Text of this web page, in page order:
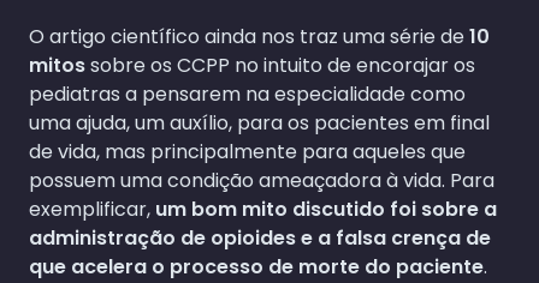
O artigo científico ainda nos traz uma série de 10
mitossobre os CCPP no intuito de encorajar os
pediatras a pensarem na especialidade como
uma ajuda, um auxílio, para os pacientes em final
de vida, mas principalmente para aqueles que
possuem uma condição ameaçadora à vida. Para
exemplificar, um bom mito discutido foi sobre a
administração de opioides e a falsa crença de
que acelera o processo de morte do paciente.